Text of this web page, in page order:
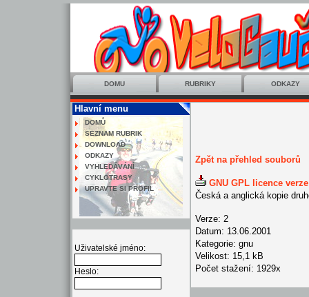
DOMU RUBRIKY ODKAZY
Hlavní menu
DOMŮ
SEZNAM RUBRIK
DOWNLOAD
ODKAZY
VYHLEDÁVÁNÍ
CYKLOTRASY
UPRAVTE SI PROFIL
Uživatelské jméno:
Heslo:
Zpět na přehled souborů
GNU GPL licence
Česká a anglická kopie
Verze: 2
Datum: 13.06.2001
Kategorie: gnu
Velikost: 15,1 kB
Počet stažení: 1929x